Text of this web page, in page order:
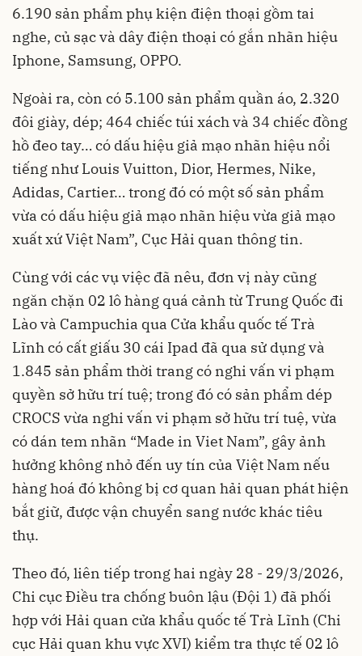
6.190 sản phẩm phụ kiện điện thoại gồm tai
nghe, củ sạc và dây điện thoại có gắn nhãn hiệu
Iphone, Samsung, OPPO.
Ngoài ra, còn có 5.100 sản phẩm quần áo, 2.320
đôi giày, dép; 464 chiếc túi xách và 34 chiếc đồng
hồ đeo tay… có dấu hiệu giả mạo nhãn hiệu nổi
tiếng như Louis Vuitton, Dior, Hermes, Nike,
Adidas, Cartier… trong đó có một số sản phẩm
vừa có dấu hiệu giả mạo nhãn hiệu vừa giả mạo
xuất xứ Việt Nam”, Cục Hải quan thông tin.
Cùng với các vụ việc đã nêu, đơn vị này cũng
ngăn chặn 02 lô hàng quá cảnh từ Trung Quốc đi
Lào và Campuchia qua Cửa khẩu quốc tế Trà
Lĩnh có cất giấu 30 cái Ipad đã qua sử dụng và
1.845 sản phẩm thời trang có nghi vấn vi phạm
quyền sở hữu trí tuệ; trong đó có sản phẩm dép
CROCS vừa nghi vấn vi phạm sở hữu trí tuệ, vừa
có dán tem nhãn “Made in Viet Nam”, gây ảnh
hưởng không nhỏ đến uy tín của Việt Nam nếu
hàng hoá đó không bị cơ quan hải quan phát hiện
bắt giữ, được vận chuyển sang nước khác tiêu
thụ.
Theo đó, liên tiếp trong hai ngày 28 - 29/3/2026,
Chi cục Điều tra chống buôn lậu (Đội 1) đã phối
hợp với Hải quan cửa khẩu quốc tế Trà Lĩnh (Chi
cục Hải quan khu vực XVI) kiểm tra thực tế 02 lô